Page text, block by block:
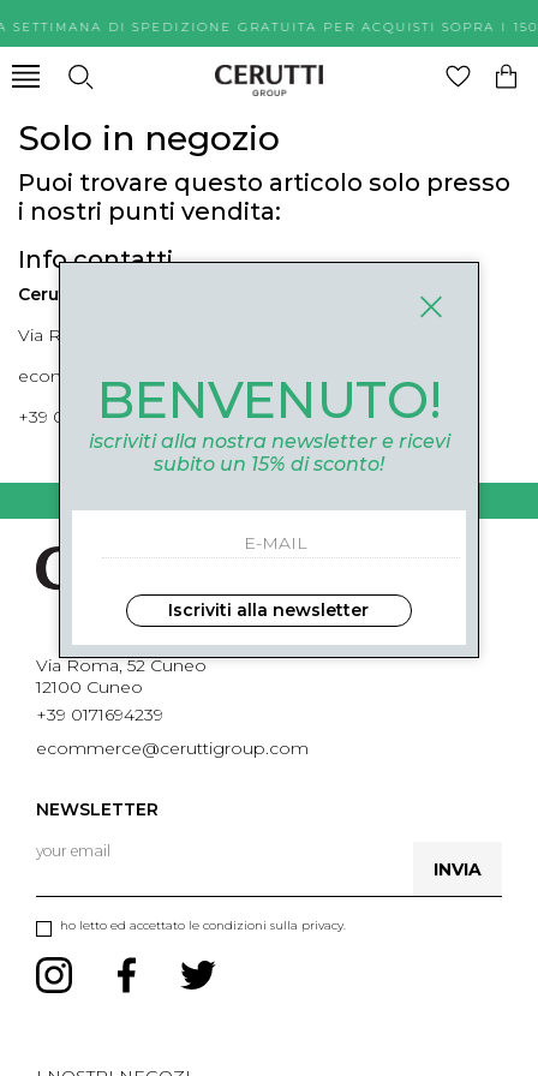
SETTIMANA DI SPEDIZIONE GRATUITA PER ACQUISTI
Solo in negozio
Puoi trovare questo articolo solo presso
i nostri punti vendita:
Info contatti
Cerutti Boutique
Via Roma, 52 Cuneo 12100 Cuneo
ecommerce@ceruttigroup.com
+39 0171694239
Via Roma, 52 Cuneo
12100 Cuneo
+39 0171694239
ecommerce@ceruttigroup.com
NEWSLETTER
ho letto ed accettato le condizioni sulla privacy.
INVIA
BENVENUTO!
iscriviti alla nostra newsletter e ricevi
subito un 15% di sconto!
Iscriviti alla newsletter